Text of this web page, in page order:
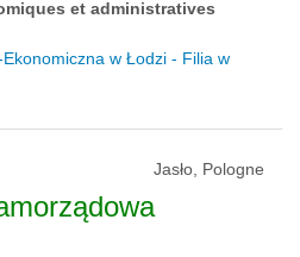
et administratives
w Łodzi - Filia w
Jasło, Pologne